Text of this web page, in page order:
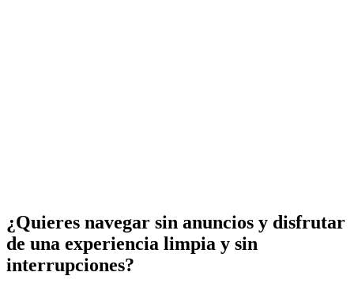
¿Quieres navegar sin anuncios y disfrutar
de una experiencia limpia y sin
interrupciones?